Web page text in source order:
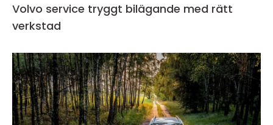
Volvo service tryggt bilägande med rätt
verkstad